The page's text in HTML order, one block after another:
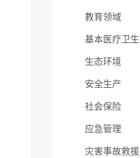
教育领域
基本医疗卫生
生态环境
安全生产
社会保险
应急管理
灾害事故救援